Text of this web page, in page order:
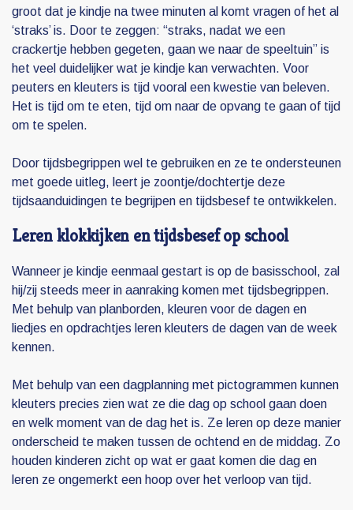
groot dat je kindje na twee minuten al komt vragen of het al
‘straks’ is. Door te zeggen: “straks, nadat we een
crackertje hebben gegeten, gaan we naar de speeltuin” is
het veel duidelijker wat je kindje kan verwachten. Voor
peuters en kleuters is tijd vooral een kwestie van beleven.
Het is tijd om te eten, tijd om naar de opvang te gaan of tijd
om te spelen.
Door tijdsbegrippen wel te gebruiken en ze te ondersteunen
met goede uitleg, leert je zoontje/dochtertje deze
tijdsaanduidingen te begrijpen en tijdsbesef te ontwikkelen.
Leren klokkijken en tijdsbesef op school
Wanneer je kindje eenmaal gestart is op de basisschool, zal
hij/zij steeds meer in aanraking komen met tijdsbegrippen.
Met behulp van planborden, kleuren voor de dagen en
liedjes en opdrachtjes leren kleuters de dagen van de week
kennen.
Met behulp van een dagplanning met pictogrammen kunnen
kleuters precies zien wat ze die dag op school gaan doen
en welk moment van de dag het is. Ze leren op deze manier
onderscheid te maken tussen de ochtend en de middag. Zo
houden kinderen zicht op wat er gaat komen die dag en
leren ze ongemerkt een hoop over het verloop van tijd.